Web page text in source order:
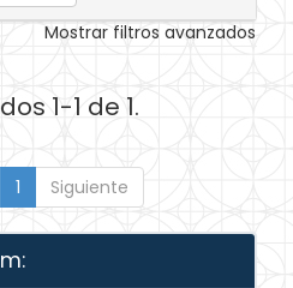
Mostrar filtros avanzados
1-1 de 1.
1 Siguiente